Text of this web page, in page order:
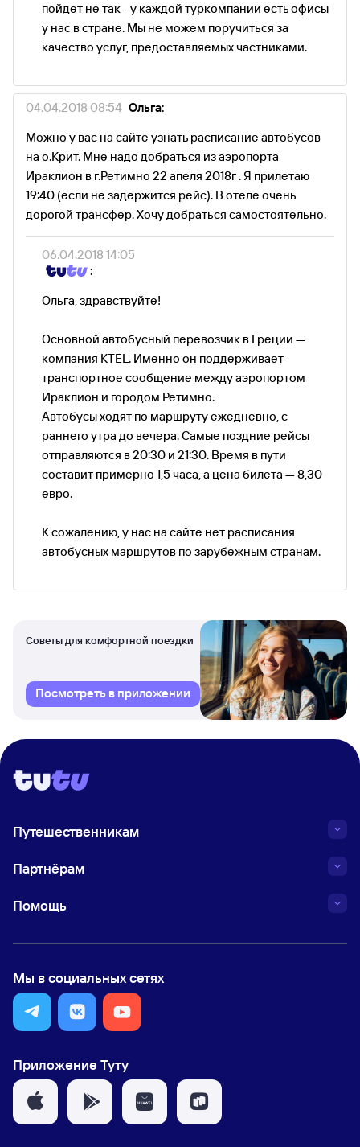
пойдет не так - у каждой туркомпании есть офисы
у нас в стране. Мы не можем поручиться за
качество услуг, предоставляемых частниками.
04.04.2018 08:54 Ольга:
Можно у вас на сайте узнать расписание автобусов
на о.Крит. Мне надо добраться из аэропорта
Ираклион в г.Ретимно 22 апеля 2018г . Я прилетаю
19:40 (если не задержится рейс). В отеле очень
дорогой трансфер. Хочу добраться самостоятельно.
06.04.2018 14:05
:
Ольга, здравствуйте!
Основной автобусный перевозчик в Греции —
компания KTEL. Именно он поддерживает
транспортное сообщение между аэропортом
Ираклион и городом Ретимно.
Автобусы ходят по маршруту ежедневно, с
раннего утра до вечера. Самые поздние рейсы
отправляются в 20:30 и 21:30. Время в пути
составит примерно 1,5 часа, а цена билета — 8,30
евро.
К сожалению, у нас на сайте нет расписания
автобусных маршрутов по зарубежным странам.
Советы для комфортной поездки
Посмотреть в приложении
Путешественникам
Партнёрам
Помощь
Мы в социальных сетях
Приложение Туту